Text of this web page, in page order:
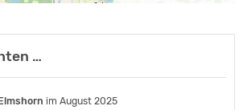
…
im August 2025
August 2007
Juli 2007